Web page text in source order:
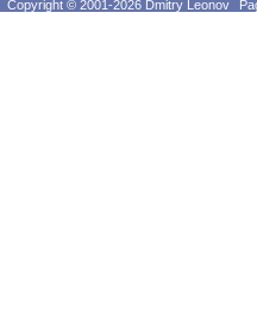
Copyright © 2001-2026 Dmitry Leonov